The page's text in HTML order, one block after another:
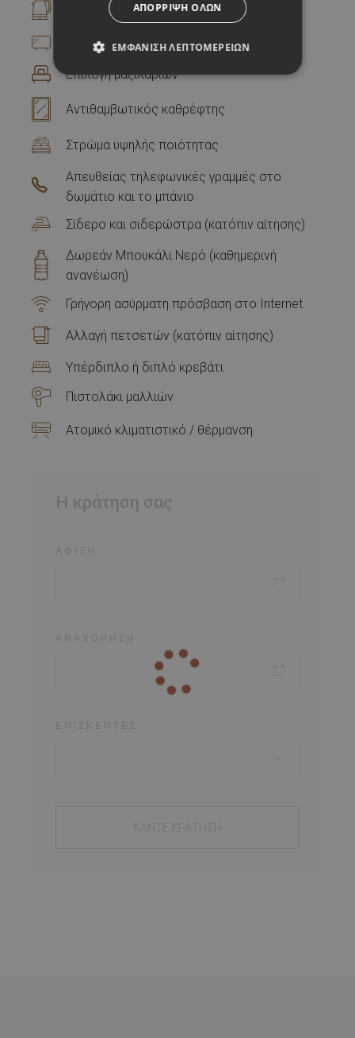
Βραστήρας
Δορυφορική τηλεόραση
Επιλογή μαξιλαριών
Αντιθαμβωτικός καθρέφτης
Στρώμα υψηλής ποιότητας
Απευθείας τηλεφωνικές γραμμές στο
δωμάτιο και το μπάνιο
Σίδερο και σιδερώστρα (κατόπιν αίτησης)
Δωρεάν Μπουκάλι Νερό (καθημερινή
ανανέωση)
Γρήγορη ασύρματη πρόσβαση στο Internet
Αλλαγή πετσετών (κατόπιν αίτησης)
Υπέρδιπλο ή διπλό κρεβάτι
Πιστολάκι μαλλιών
Ατομικό κλιματιστικό / θέρμανση
Η κράτηση σας
ΆΦΙΞΗ
ΑΝΑΧΏΡΗΣΗ
ΕΠΙΣΚΈΠΤΕΣ
ΚΆΝΤΕ ΚΡΆΤΗΣΗ
ΑΠΌΡΡΙΨΗ ΌΛΩΝ
ΕΜΦΆΝΙΣΗ ΛΕΠΤΟΜΕΡΕΙΏΝ